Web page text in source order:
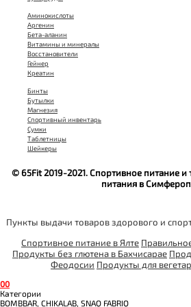
Аминокислоты
Аргенин
Бета-аланин
Витамины и минералы
Восстановители
Гейнер
Креатин
Бинты
Бутылки
Магнезия
Спортивный инвентарь
Сумки
Таблетницы
Шейкеры
© 65Fit 2019-2021. Спортивное питание и
питания в
Пункты выдачи товаров здорового и
Спортивное питание в Ялте
Продукты без глютена в Бахчисарае
Феодосии Продукты для
00
Категории
BOMBBAR, CHIKALAB, SNAQ FABRIQ